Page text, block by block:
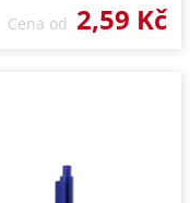
Cena od 2,59 Kč